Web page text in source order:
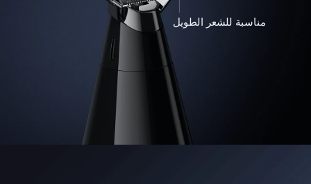
مناسبة للشعر الطويل